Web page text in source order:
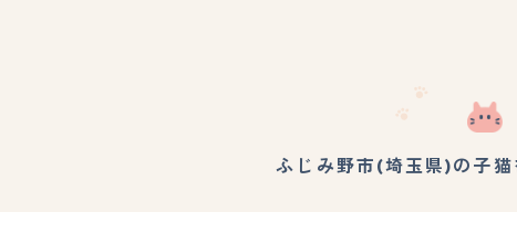
ふじみ野市(埼玉県)の子